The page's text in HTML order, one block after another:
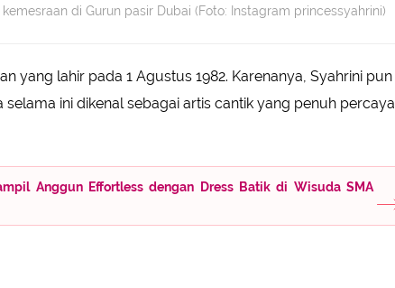
di Gurun pasir Dubai (Foto: Instagram princessyahrini)
yang lahir pada 1 Agustus 1982. Karenanya, Syahrini pun
selama ini dikenal sebagai artis cantik yang penuh percaya
Anggun Effortless dengan Dress Batik di Wisuda SMA